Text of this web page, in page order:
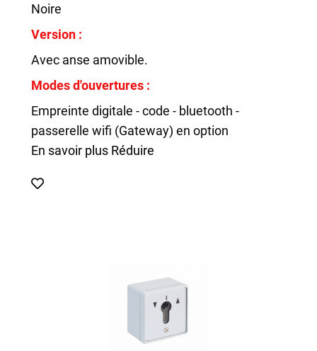
Noire
Version :
Avec anse amovible.
Modes d'ouvertures :
Empreinte digitale - code - bluetooth -
passerelle wifi (Gateway) en option
En savoir plus Réduire